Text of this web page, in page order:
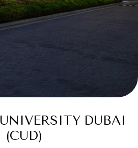
UNIVERSITY DUBAI
(CUD)